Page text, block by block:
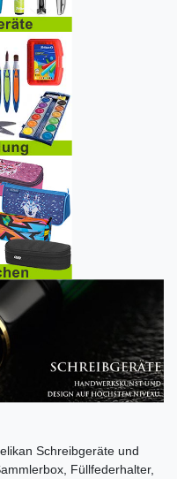
Schreibgeräte und
Füllfederhalter,